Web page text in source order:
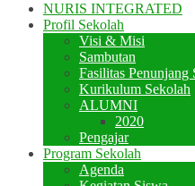
NURIS INTEGRATED
Profil Sekolah
Visi & Misi
Sambutan
Fasilitas Penunjang
Kurikulum Sekolah
ALUMNI
2020
Pengajar
Program Sekolah
Agenda